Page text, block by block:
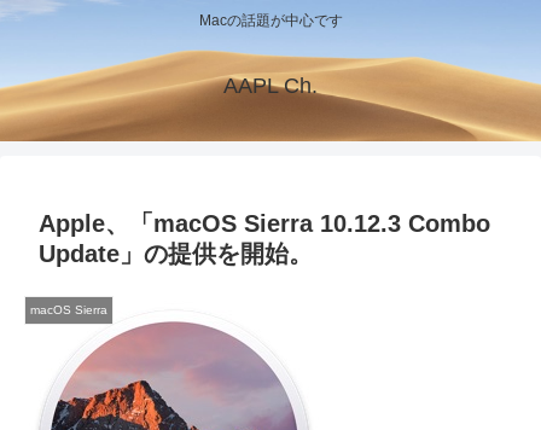
Macの話題が中心です
AAPL Ch.
Apple、「macOS Sierra 10.12.3 Combo
Update」の提供を開始。
macOS Sierra